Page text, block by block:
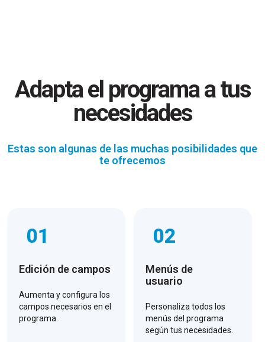
Adapta el programa a tus
necesidades
Estas son algunas de las muchas posibilidades que
te ofrecemos
01
Edición de campos
Aumenta y configura los
campos necesarios en el
programa.
02
Menús de
usuario
Personaliza todos los
menús del programa
según tus necesidades.